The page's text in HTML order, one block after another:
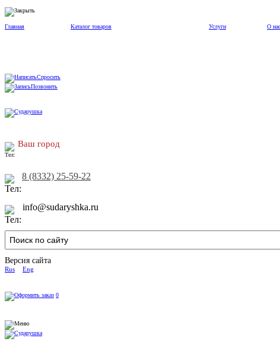
Главная Каталог товаров Услуги О нас
Спросить
Позвонить
Ваш город
8 (8332) 25-59-22
info@sudaryshka.ru
Версия сайта
Rus Eng
0